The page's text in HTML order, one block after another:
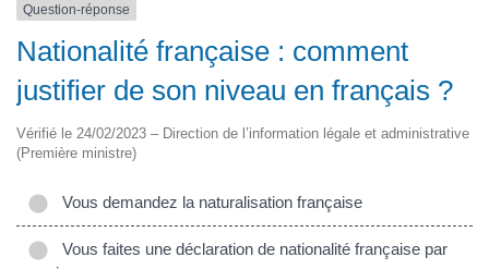
Question-réponse
Nationalité française : comment
justifier de son niveau en français ?
Vérifié le 24/02/2023 – Direction de l’information légale et administrative
(Première ministre)
Vous demandez la naturalisation française
Vous faites une déclaration de nationalité française par